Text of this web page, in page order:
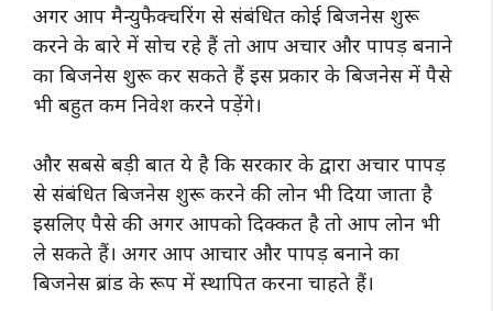
अगर आप मैन्युफैक्चरिंग से संबंधित कोई बिजनेस शुरू
करने के बारे में सोच रहे हैं तो आप अचार और पापड़ बनाने
का बिजनेस शुरू कर सकते हैं इस प्रकार के बिजनेस में पैसे
भी बहुत कम निवेश करने पड़ेंगे।
और सबसे बड़ी बात ये है कि सरकार के द्वारा अचार पापड़
से संबंधित बिजनेस शुरू करने की लोन भी दिया जाता है
इसलिए पैसे की अगर आपको दिक्कत है तो आप लोन भी
ले सकते हैं। अगर आप आचार और पापड़ बनाने का
बिजनेस ब्रांड के रूप में स्थापित करना चाहते हैं।